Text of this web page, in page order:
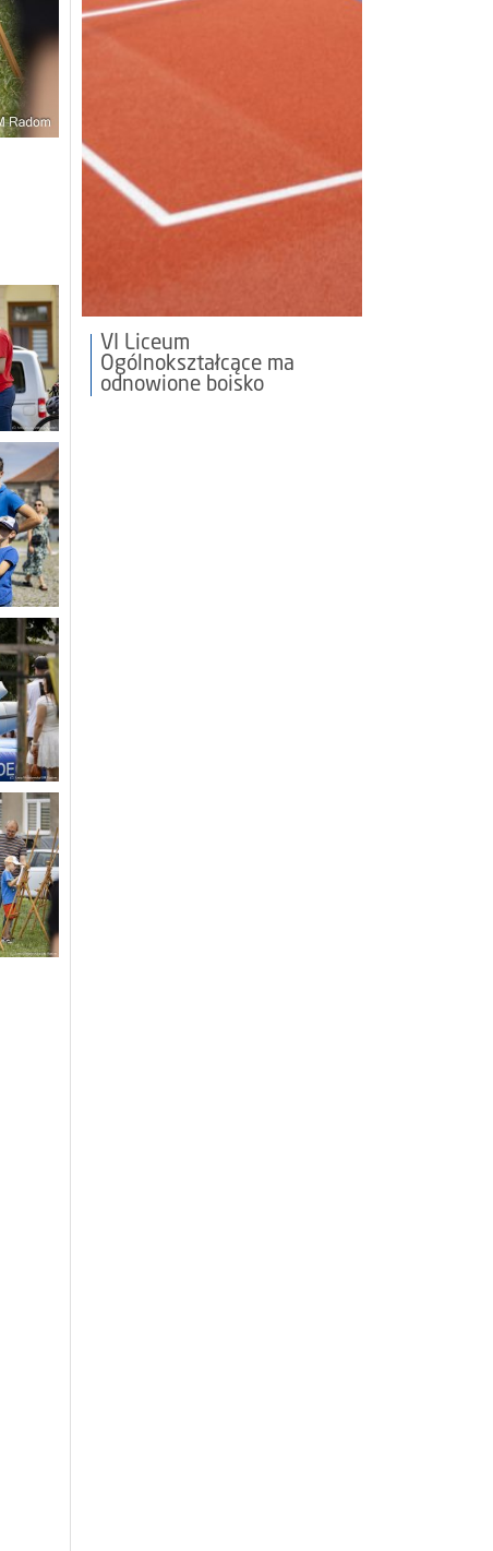
VI Liceum
Ogólnokształcące ma
odnowione boisko